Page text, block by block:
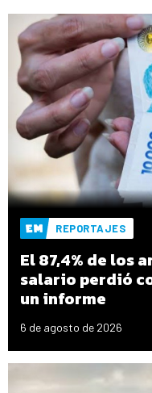
REPORTAJES
El 87,4% de los
salario perdió
un informe
6 de agosto de 2026